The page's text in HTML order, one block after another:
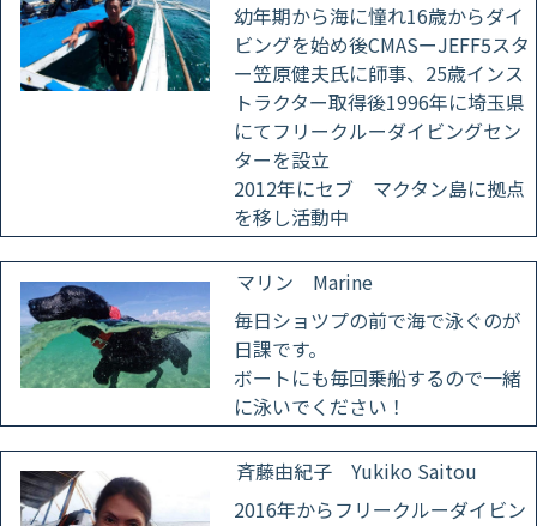
幼年期から海に憧れ16歳からダイ
ビングを始め後CMASーJEFF5スタ
ー笠原健夫氏に師事、25歳インス
トラクター取得後1996年に埼玉県
にてフリークルーダイビングセン
ターを設立
2012年にセブ マクタン島に拠点
を移し活動中
マリン Marine
毎日ショツプの前で海で泳ぐのが
日課です。
ボートにも毎回乗船するので一緒
に泳いでください！
斉藤由紀子 Yukiko Saitou
2016年からフリークルーダイビン